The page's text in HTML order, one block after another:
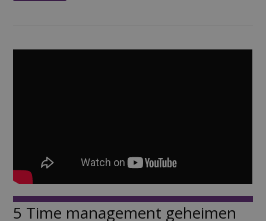
5 Time management geheimen